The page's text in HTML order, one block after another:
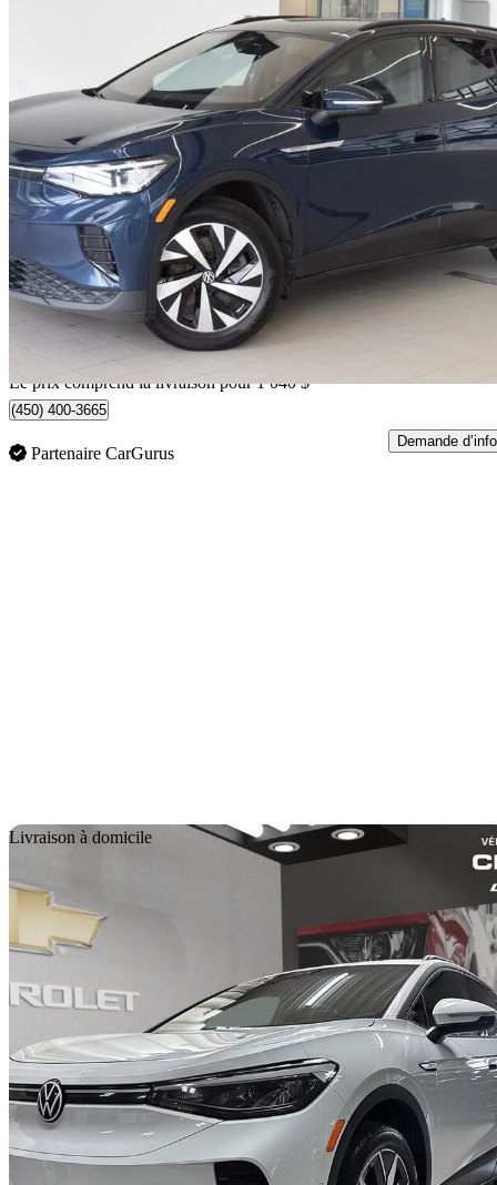
2023 Volkswagen ID.4
Pro AWD with SK On Battery 70 996 km
32 920 $ Affaire
578 $/mois env.
Livraison à domicile de Blainville, QC
Le prix comprend la livraison pour 1 040 $
(450) 400-3665
Partenaire CarGurus
Demande d’info
Livraison à domicile
2024 Volkswagen ID.4